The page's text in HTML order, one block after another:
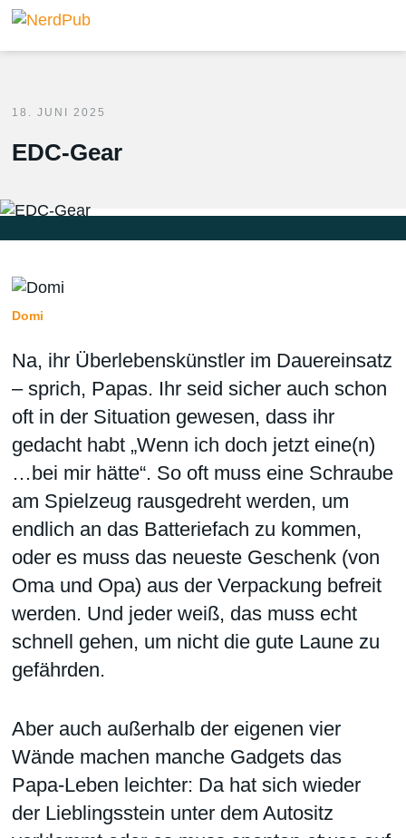
18. JUNI 2025
EDC-Gear
Domi
Na, ihr Überlebenskünstler im Dauereinsatz
– sprich, Papas. Ihr seid sicher auch schon
oft in der Situation gewesen, dass ihr
gedacht habt „Wenn ich doch jetzt eine(n)
…bei mir hätte“. So oft muss eine Schraube
am Spielzeug rausgedreht werden, um
endlich an das Batteriefach zu kommen,
oder es muss das neueste Geschenk (von
Oma und Opa) aus der Verpackung befreit
werden. Und jeder weiß, das muss echt
schnell gehen, um nicht die gute Laune zu
gefährden.
Aber auch außerhalb der eigenen vier
Wände machen manche Gadgets das
Papa-Leben leichter: Da hat sich wieder
der Lieblingsstein unter dem Autositz